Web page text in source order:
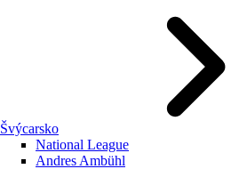
Švýcarsko
National League
Andres Ambühl